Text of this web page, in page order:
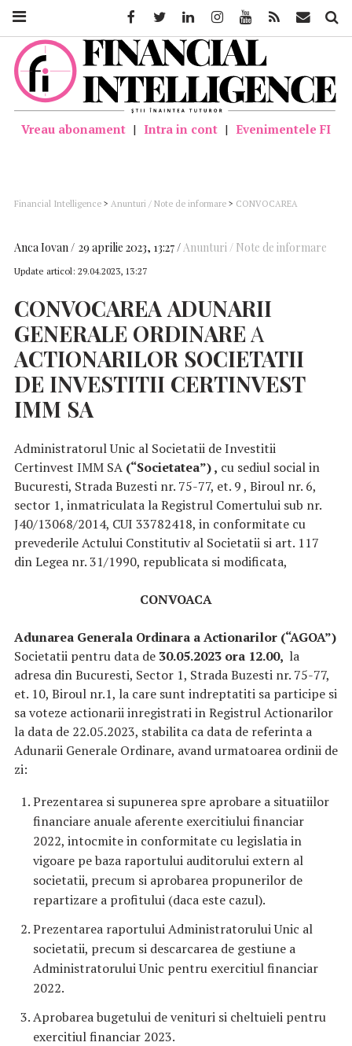
Vreau abonament | Intra in cont | Evenimentele FI
Financial Intelligence > Anunturi / Note de informare > CONVOCAREA
Anca Iovan 29 aprilie 2023, 13:27 Anunturi / Note de informare
Update articol: 29.04.2023, 13:27
CONVOCAREA ADUNARII
GENERALE ORDINARE A
ACTIONARILOR SOCIETATII
DE INVESTITII CERTINVEST
IMM SA
Administratorul Unic al Societatii de Investitii
Certinvest IMM SA (“Societatea”) , cu sediul social in
Bucuresti, Strada Buzesti nr. 75-77, et. 9 , Biroul nr. 6,
sector 1, inmatriculata la Registrul Comertului sub nr.
J40/13068/2014, CUI 33782418, in conformitate cu
prevederile Actului Constitutiv al Societatii si art. 117
din Legea nr. 31/1990, republicata si modificata,
CONVOACA
Adunarea Generala Ordinara a Actionarilor (“AGOA”)
Societatii pentru data de 30.05.2023 ora 12.00, la
adresa din Bucuresti, Sector 1, Strada Buzesti nr. 75-77,
et. 10, Biroul nr.1, la care sunt indreptatiti sa participe si
sa voteze actionarii inregistrati in Registrul Actionarilor
la data de 22.05.2023, stabilita ca data de referinta a
Adunarii Generale Ordinare, avand urmatoarea ordinii de
zi:
Prezentarea si supunerea spre aprobare a situatiilor
financiare anuale aferente exercitiului financiar
2022, intocmite in conformitate cu legislatia in
vigoare pe baza raportului auditorului extern al
societatii, precum si aprobarea propunerilor de
repartizare a profitului (daca este cazul).
Prezentarea raportului Administratorului Unic al
societatii, precum si descarcarea de gestiune a
Administratorului Unic pentru exercitiul financiar
2022.
Aprobarea bugetului de venituri si cheltuieli pentru
exercitiul financiar 2023.
FacebookTwitter LinkedinInstagramYoutube Feed Mail